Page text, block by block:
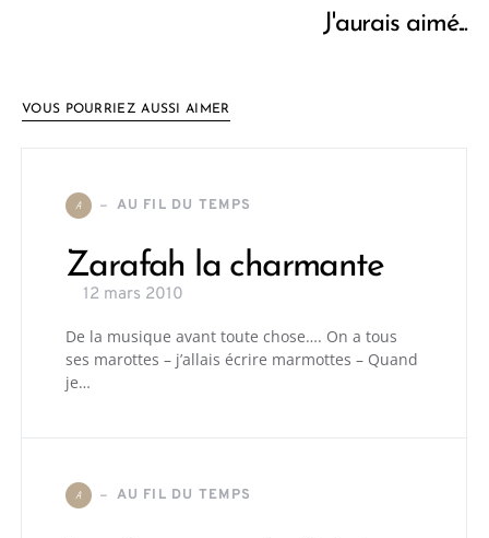
J'aurais aimé...
VOUS POURRIEZ AUSSI AIMER
A AU FIL DU TEMPS
Zarafah la charmante
12 mars 2010
De la musique avant toute chose…. On a tous
ses marottes – j’allais écrire marmottes – Quand
je…
A AU FIL DU TEMPS